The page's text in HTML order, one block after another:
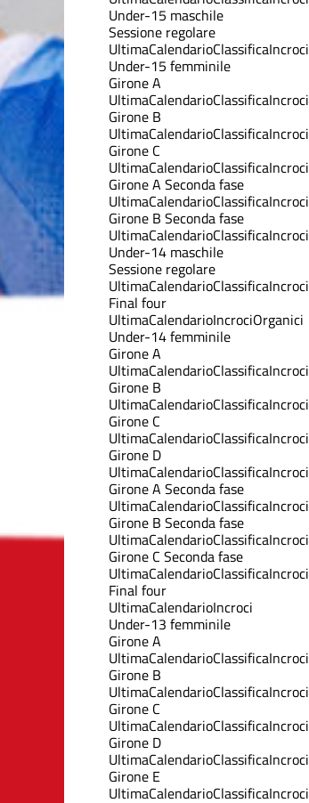
Under-15 maschile
Sessione regolare
UltimaCalendarioClassificaIncroci
Under-15 femminile
Girone A
UltimaCalendarioClassificaIncroci
Girone B
UltimaCalendarioClassificaIncroci
Girone C
UltimaCalendarioClassificaIncroci
Girone A Seconda fase
UltimaCalendarioClassificaIncroci
Girone B Seconda fase
UltimaCalendarioClassificaIncroci
Under-14 maschile
Sessione regolare
UltimaCalendarioClassificaIncroci
Final four
UltimaCalendarioIncrociOrganici
Under-14 femminile
Girone A
UltimaCalendarioClassificaIncroci
Girone B
UltimaCalendarioClassificaIncroci
Girone C
UltimaCalendarioClassificaIncroci
Girone D
UltimaCalendarioClassificaIncroci
Girone A Seconda fase
UltimaCalendarioClassificaIncroci
Girone B Seconda fase
UltimaCalendarioClassificaIncroci
Girone C Seconda fase
UltimaCalendarioClassificaIncroci
Final four
UltimaCalendarioIncroci
Under-13 femminile
Girone A
UltimaCalendarioClassificaIncroci
Girone B
UltimaCalendarioClassificaIncroci
Girone C
UltimaCalendarioClassificaIncroci
Girone D
UltimaCalendarioClassificaIncroci
Girone E
UltimaCalendarioClassificaIncroci